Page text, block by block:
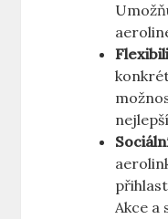
Akce a